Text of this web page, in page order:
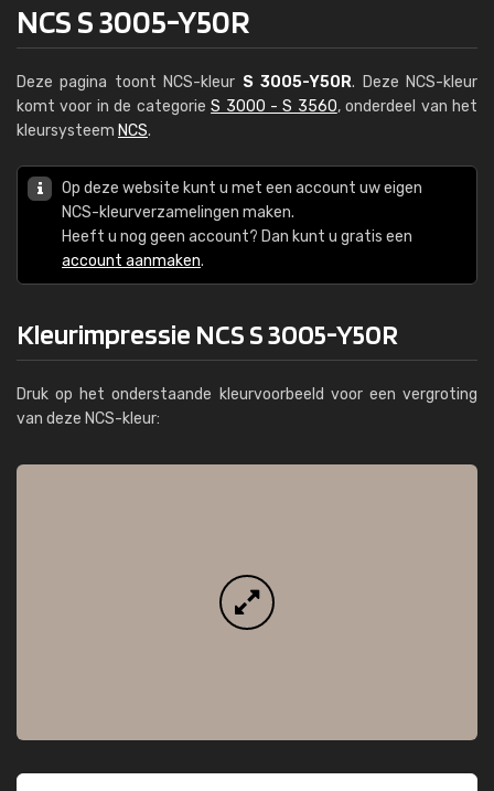
NCS S 3005-Y50R
Deze pagina toont NCS-kleur S 3005-Y50R. Deze NCS-kleur
komt voor in de categorieS 3000 - S 3560, onderdeel van het
kleursysteem NCS.
Op deze website kunt u met een account uw eigen
NCS-kleurverzamelingen maken.
Heeft u nog geen account? Dan kunt u gratis een
account aanmaken.
Kleurimpressie NCS S 3005-Y50R
Druk op het onderstaande kleurvoorbeeld voor een vergroting
van deze NCS-kleur: